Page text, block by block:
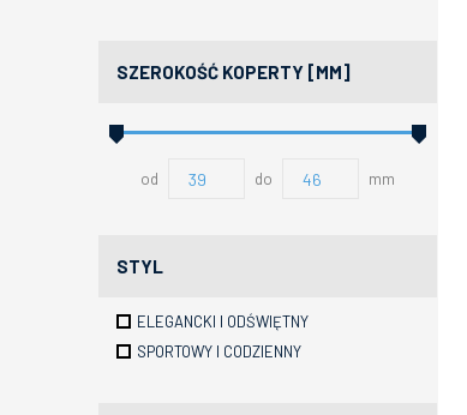
SZEROKOŚĆ KOPERTY [MM]
od do mm
STYL
ELEGANCKI I ODŚWIĘTNY
SPORTOWY I CODZIENNY